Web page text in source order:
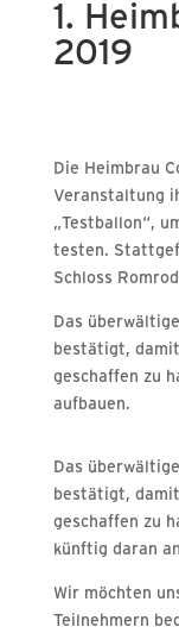
1.
2019
Die Heimbrau
Veranstaltung
„Testballon“,
testen.
Schloss
Das
bestätigt,
geschaffen zu
aufbauen.
Das
bestätigt,
geschaffen zu
künftig daran
Wir möchten
Teilnehmern